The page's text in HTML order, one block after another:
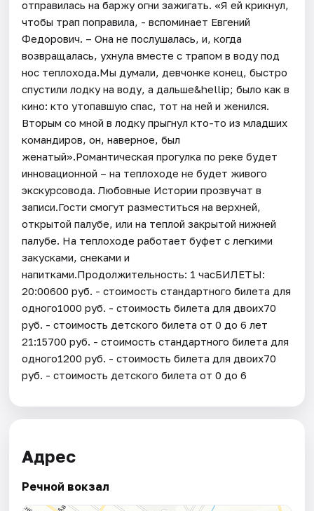
отправилась на баржу огни зажигать. «Я ей крикнул,
чтобы трап поправила, - вспоминает Евгений
Федорович. – Она не послушалась, и, когда
возвращалась, ухнула вместе с трапом в воду под
нос теплохода.​Мы думали, девчонке конец, быстро
спустили лодку на воду, а дальше&hellip; было как в
кино: кто утопавшую спас, тот на ней и женился.
Вторым со мной в лодку прыгнул кто-то из младших
командиров, он, наверное, был
женатый».Романтическая прогулка по реке будет
инновационной – на теплоходе не будет живого
экскурсовода. Любовные Истории прозвучат в
записи.Гости смогут разместиться на верхней,
открытой палубе, или на теплой закрытой нижней
палубе. На теплоходе работает буфет с легкими
закусками, снеками и
напитками.Продолжительность: 1 часБИЛЕТЫ:
20:00600 руб. - стоимость стандартного билета для
одного1000 руб. - стоимость билета для двоих70
руб. - стоимость детского билета от 0 до 6 лет
21:15700 руб. - стоимость стандартного билета для
одного1200 руб. - стоимость билета для двоих70
руб. - стоимость детского билета от 0 до 6
Адрес
Речной вокзал